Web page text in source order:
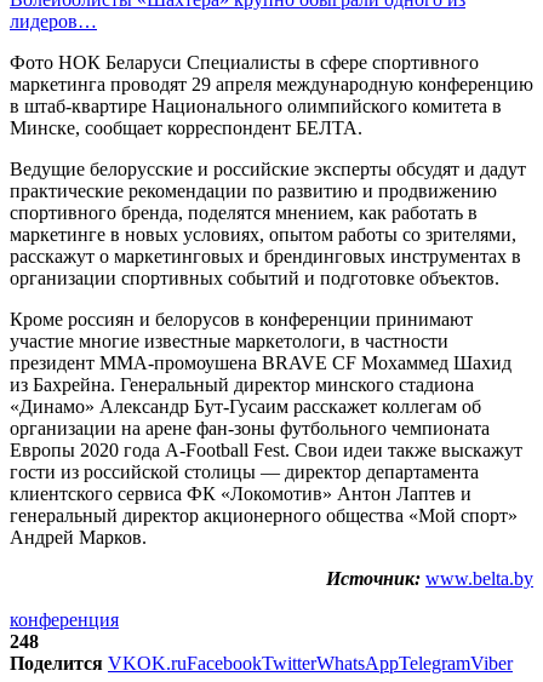
лидеров…
Фото НОК Беларуси Специалисты в сфере спортивного
маркетинга проводят 29 апреля международную конференцию
в штаб-квартире Национального олимпийского комитета в
Минске, сообщает корреспондент БЕЛТА.
Ведущие белорусские и российские эксперты обсудят и дадут
практические рекомендации по развитию и продвижению
спортивного бренда, поделятся мнением, как работать в
маркетинге в новых условиях, опытом работы со зрителями,
расскажут о маркетинговых и брендинговых инструментах в
организации спортивных событий и подготовке объектов.
Кроме россиян и белорусов в конференции принимают
участие многие известные маркетологи, в частности
президент ММА-промоушена BRAVE CF Мохаммед Шахид
из Бахрейна. Генеральный директор минского стадиона
«Динамо» Александр Бут-Гусаим расскажет коллегам об
организации на арене фан-зоны футбольного чемпионата
Европы 2020 года А-Football Fest. Свои идеи также выскажут
гости из российской столицы — директор департамента
клиентского сервиса ФК «Локомотив» Антон Лаптев и
генеральный директор акционерного общества «Мой спорт»
Андрей Марков.
Источник: www.belta.by
конференция
248
Поделится VKOK.ruFacebookTwitterWhatsAppTelegramViber